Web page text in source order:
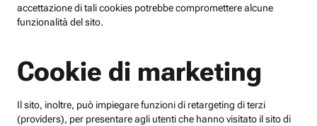
accettazione di tali cookies potrebbe compromettere alcune
funzionalità del sito.
Cookie di marketing
Il sito, inoltre, può impiegare funzioni di retargeting di terzi
(providers), per presentare agli utenti che hanno visitato il sito di